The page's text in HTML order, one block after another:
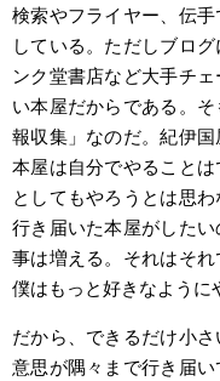
検索やフライヤー、伝
している。ただしブロ
ンク堂書店など大手チ
い本屋だからである。
報収集」なのだ。紀伊
本屋は自分でやること
としてもやろうとは思
行き届いた本屋がした
事は増える。それはそれ
僕はもっと好きなように
だから、できるだけ小
意思が隅々まで行き届